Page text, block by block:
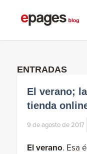
ENTRADAS
El verano;
tienda
9 de agosto de 2017
El verano. Esa